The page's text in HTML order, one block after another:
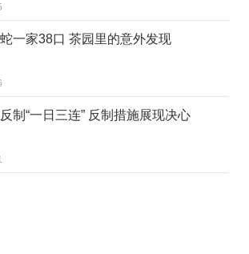
一家38口 茶园里的意外发现
制“一日三连” 反制措施展现决心